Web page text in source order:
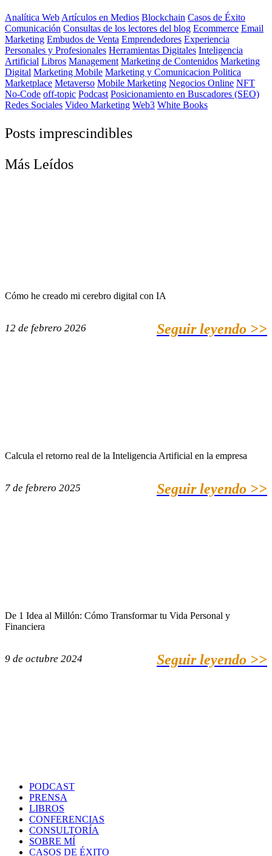
Analítica Web Artículos en Medios Blockchain Casos de Éxito
Comunicación Consultas de los lectores del blog Ecommerce Email
Marketing Embudos de Venta Emprendedores Experiencia
Personales y Profesionales Herramientas Digitales Inteligencia
Artificial Libros Management Marketing de Contenidos Marketing
Digital Marketing Mobile Marketing y Comunicacion Politica
Marketplace Metaverso Mobile Marketing Negocios Online NFT
No-Code off-topic Podcast Posicionamiento en Buscadores (SEO)
Redes Sociales Video Marketing Web3 White Books
Posts imprescindibles
Más Leídos
Cómo he creado mi cerebro digital con IA
12 de febrero 2026 Seguir leyendo >>
Calcula el retorno real de la Inteligencia Artificial en la empresa
7 de febrero 2025 Seguir leyendo >>
De 1 Idea al Millón: Cómo Transformar tu Vida Personal y
Financiera
9 de octubre 2024 Seguir leyendo >>
PODCAST
PRENSA
LIBROS
CONFERENCIAS
CONSULTORÍA
SOBRE MÍ
CASOS DE ÉXITO